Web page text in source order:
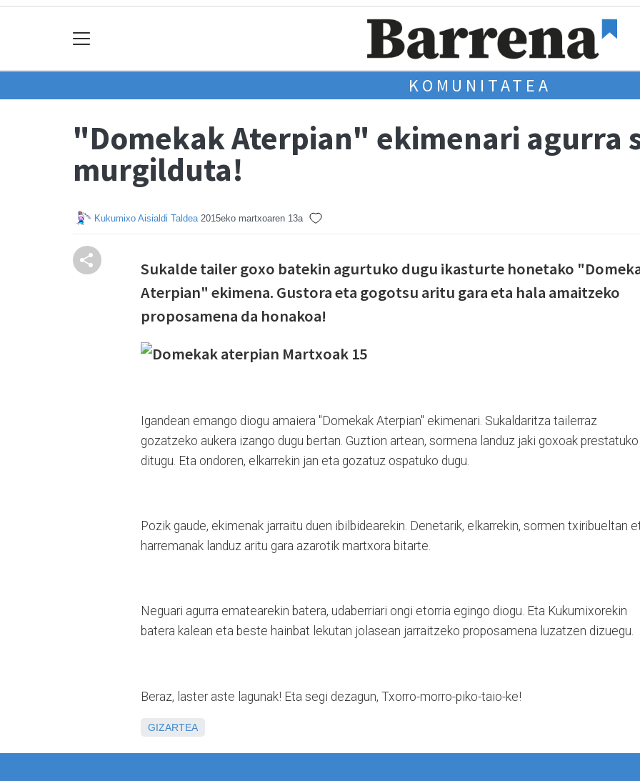
KOMUNITATEA
"Domekak Aterpian" ekimenari agurra
murgilduta!
Kukumixo Aisialdi Taldea 2015eko martxoaren 13a
Sukalde tailer goxo batekin agurtuko dugu ikasturte honetako
Aterpian" ekimena. Gustora eta gogotsu aritu gara eta hala amaitzeko
proposamena da honakoa!
Igandean emango diogu amaiera "Domekak Aterpian" ekimenari. Sukaldaritza tailerraz
gozatzeko aukera izango dugu bertan. Guztion artean, sormena landuz jaki goxoak prestatuko
ditugu. Eta ondoren, elkarrekin jan eta gozatuz ospatuko dugu.
Pozik gaude, ekimenak jarraitu duen ibilbidearekin. Denetarik, elkarrekin, sormen txiribueltan
harremanak landuz aritu gara azarotik martxora bitarte.
Neguari agurra ematearekin batera, udaberriari ongi etorria egingo diogu. Eta Kukumixorekin
batera kalean eta beste hainbat lekutan jolasean jarraitzeko proposamena luzatzen dizuegu.
Beraz, laster aste lagunak! Eta segi dezagun, Txorro-morro-piko-taio-ke!
GIZARTEA